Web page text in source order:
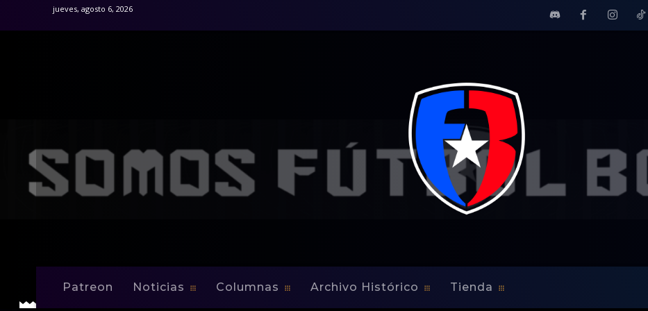
jueves, agosto 6, 2026
Patreon Noticias Columnas Archivo Histórico Tienda